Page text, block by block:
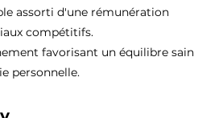
assorti d'une rémunération
compétitifs.
favorisant un équilibre sain
personnelle.